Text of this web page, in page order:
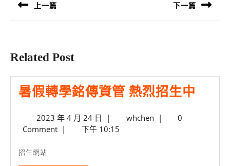
導
上一篇 下一篇
Related Post
暑假轉學銘傳資管 熱烈招生中
2023 年 4 月 24 日 2023
年
| whchenwhchen
|
0
Comment | 下午 10:15
招生網站